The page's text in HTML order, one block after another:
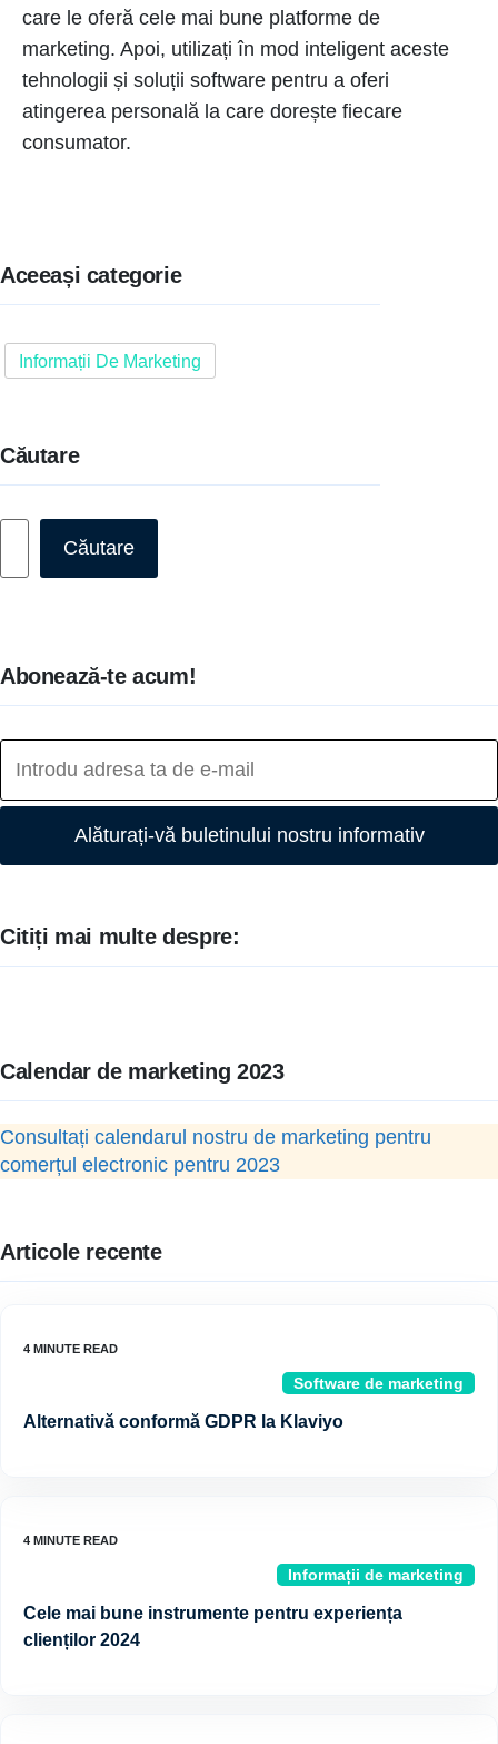
care le oferă cele mai bune platforme de
marketing. Apoi, utilizați în mod inteligent aceste
tehnologii și soluții software pentru a oferi
atingerea personală la care dorește fiecare
consumator.
Aceeași categorie
Informații De Marketing
Căutare
Căutare
Abonează-te acum!
Alăturați-vă buletinului nostru informativ
Citiți mai multe despre:
Calendar de marketing 2023
Consultați calendarul nostru de marketing pentru
comerțul electronic pentru 2023
Articole recente
Software de marketing
Alternativă conformă GDPR la Klaviyo
Informații de marketing
Cele mai bune instrumente pentru experiența
clienților 2024